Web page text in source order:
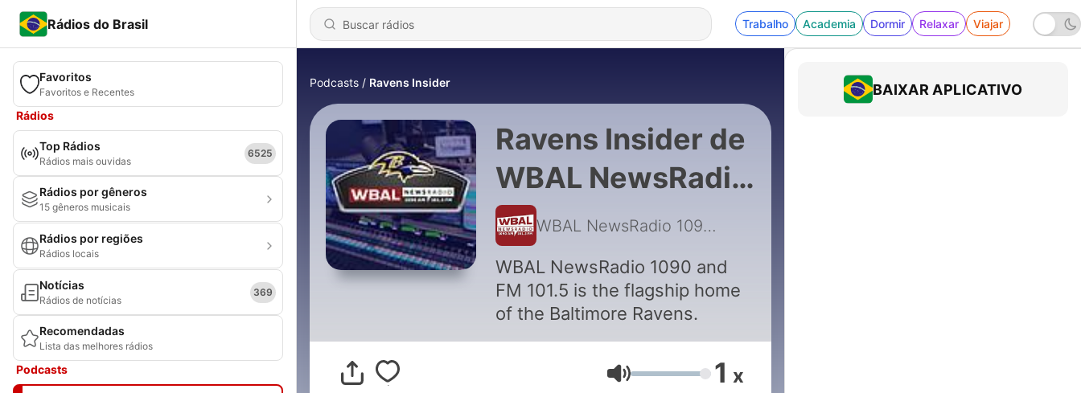
Rádios do Brasil Trabalho Academia Dormir Relaxar Viajar
Favoritos
Favoritos e Recentes
Rádios
Top Rádios
Rádios mais ouvidas
6525
Rádios por gêneros
15 gêneros musicais
Rádios por regiões
Rádios locais
Notícias
Rádios de notícias
369
Recomendadas
Lista das melhores rádios
Podcasts
Podcasts Ravens Insider
Ravens Insider de
WBAL NewsRadio
1090 and FM
101.5
WBAL NewsRadio 1090 and FM 101.5
WBAL NewsRadio 1090 and
FM 101.5 is the flagship home
of the Baltimore Ravens.
Volume 1 x
BAIXAR APLICATIVO